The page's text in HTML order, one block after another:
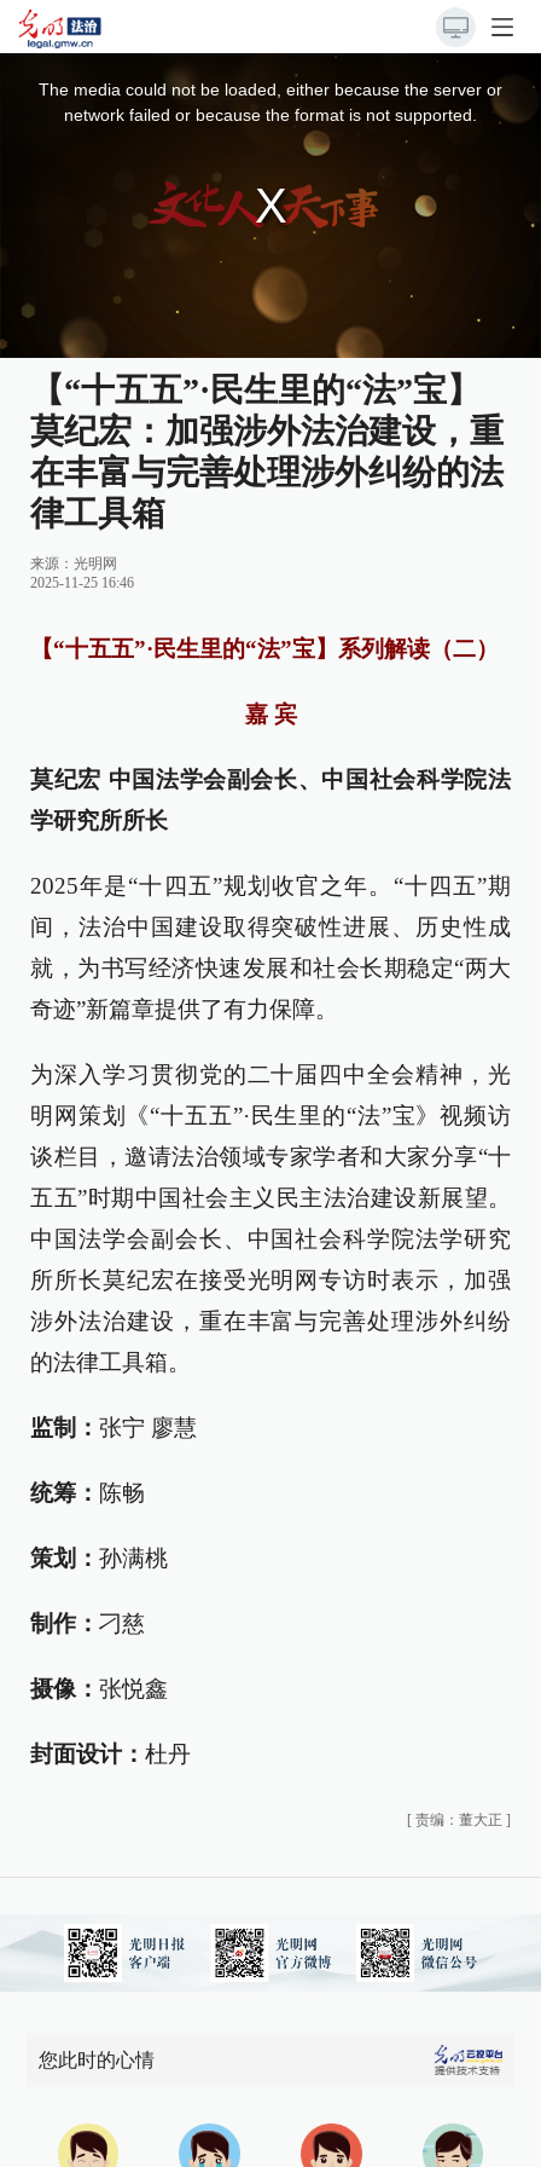
The media could not be loaded, either because the server or
network failed or because the format is not supported.
【“十五五”·民生里的“法”宝】
莫纪宏：加强涉外法治建设，重
在丰富与完善处理涉外纠纷的法
律工具箱
来源： 光明网
2025-11-25 16:46
【“十五五”·民生里的“法”宝】系列解读（二）
嘉 宾
莫纪宏 中国法学会副会长、中国社会科学院法
学研究所所长
2025年是“十四五”规划收官之年。“十四五”期
间，法治中国建设取得突破性进展、历史性成
就，为书写经济快速发展和社会长期稳定“两大
奇迹”新篇章提供了有力保障。
为深入学习贯彻党的二十届四中全会精神，光
明网策划《“十五五”·民生里的“法”宝》视频访
谈栏目，邀请法治领域专家学者和大家分享“十
五五”时期中国社会主义民主法治建设新展望。
中国法学会副会长、中国社会科学院法学研究
所所长莫纪宏在接受光明网专访时表示，加强
涉外法治建设，重在丰富与完善处理涉外纠纷
的法律工具箱。
监制： 张宁 廖慧
统筹： 陈畅
策划： 孙满桃
制作： 刁慈
摄像： 张悦鑫
封面设计： 杜丹
[ 责编：董大正 ]
您此时的心情